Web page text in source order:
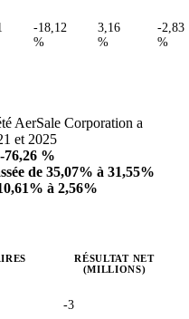
-18,12
%
3,16
%
-2,83
%
AerSale Corporation a
et 2025
76,26 %
de 35,07% à 31,55%
à 2,56%
RÉSULTAT NET
(MILLIONS)
-3